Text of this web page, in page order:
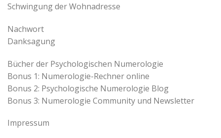
Schwingung der Wohnadresse
Nachwort
Danksagung
Bücher der Psychologischen Numerologie
Bonus 1: Numerologie-Rechner online
Bonus 2: Psychologische Numerologie Blog
Bonus 3: Numerologie Community und Newsletter
Impressum